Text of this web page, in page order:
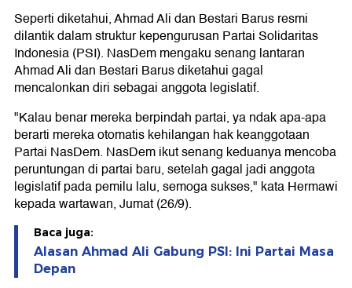
Seperti diketahui, Ahmad Ali dan Bestari Barus resmi
dilantik dalam struktur kepengurusan Partai Solidaritas
Indonesia (PSI). NasDem mengaku senang lantaran
Ahmad Ali dan Bestari Barus diketahui gagal
mencalonkan diri sebagai anggota legislatif.
"Kalau benar mereka berpindah partai, ya ndak apa-apa
berarti mereka otomatis kehilangan hak keanggotaan
Partai NasDem. NasDem ikut senang keduanya mencoba
peruntungan di partai baru, setelah gagal jadi anggota
legislatif pada pemilu lalu, semoga sukses," kata Hermawi
kepada wartawan, Jumat (26/9).
Baca juga:
Alasan Ahmad Ali Gabung PSI: Ini Partai Masa
Depan